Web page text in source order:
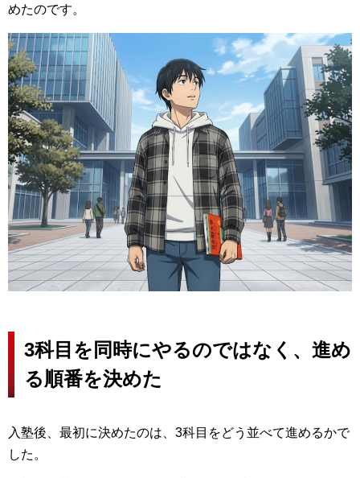
めたのです。
3科目を同時にやるのではなく、進め
る順番を決めた
入塾後、最初に決めたのは、3科目をどう並べて進めるかで
した。